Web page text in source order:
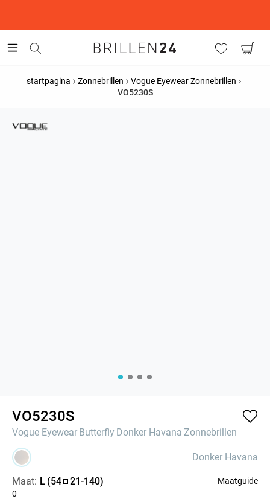
startpagina Zonnebrillen
Vogue Eyewear Zonnebrillen
VO5230S
VO5230S
Vogue Eyewear Butterfly Donker Havana Zonnebrillen
Donker Havana
Maat: L (54 21-140)
Maatguide
0